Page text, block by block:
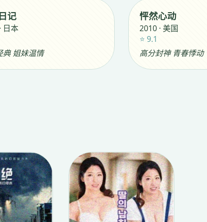
记
日本
典 姐妹温情
怦然心动
2010 · 美国
⭐ 9.1
高分封神 青春悸动